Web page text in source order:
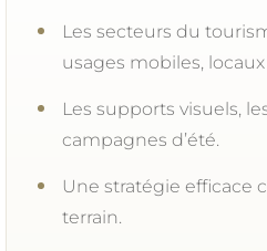
Les secteurs du
usages mobiles,
Les supports visuels,
campagnes d’été.
Une stratégie efficace
terrain.